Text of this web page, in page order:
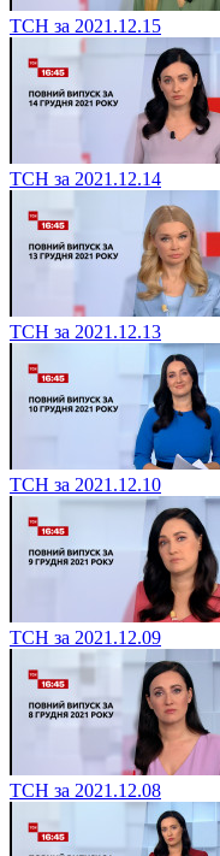
ТСН за 2021.12.15
ТСН за 2021.12.14
ТСН за 2021.12.13
ТСН за 2021.12.10
ТСН за 2021.12.09
ТСН за 2021.12.08